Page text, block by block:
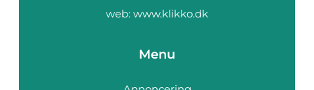
web: www.klikko.dk
Menu